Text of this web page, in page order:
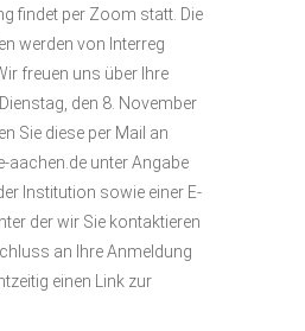
findet per Zoom statt. Die
werden von Interreg
freuen uns über Ihre
den 8. November
Sie diese per Mail an
aachen.de unter Angabe
Institution sowie einer E-
der wir Sie kontaktieren
an Ihre Anmeldung
einen Link zur